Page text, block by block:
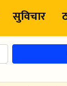
सुविचार